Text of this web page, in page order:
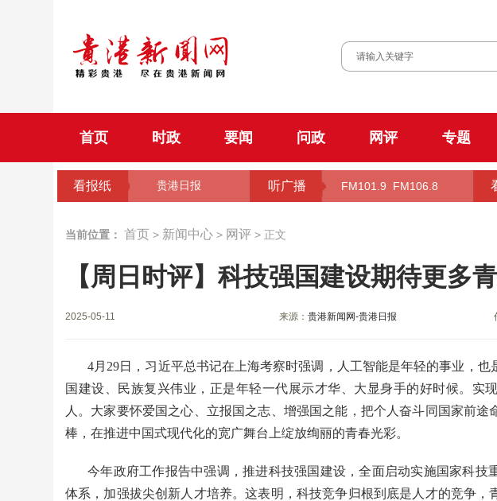
首页 时政 要闻 问政 网评 专题
看报纸 贵港日报 听广播 FM101.9 FM106.8
当前位置： 首页 > 新闻中心 > 网评 > 正文
【周日时评】科技强国建设期待更多
2025-05-11 来源：贵港新闻网-贵港日报
4月29日，习近平总书记在上海考察时强调，人工智能是年轻的事业，
国建设、民族复兴伟业，正是年轻一代展示才华、大显身手的好时候。实
人。大家要怀爱国之心、立报国之志、增强国之能，把个人奋斗同国家前途
棒，在推进中国式现代化的宽广舞台上绽放绚丽的青春光彩。
今年政府工作报告中强调，推进科技强国建设，全面启动实施国家科技
体系，加强拔尖创新人才培养。这表明，科技竞争归根到底是人才的竞争，